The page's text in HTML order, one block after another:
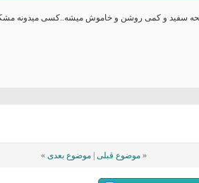
« موضوع قبلی موضوع بعدی »